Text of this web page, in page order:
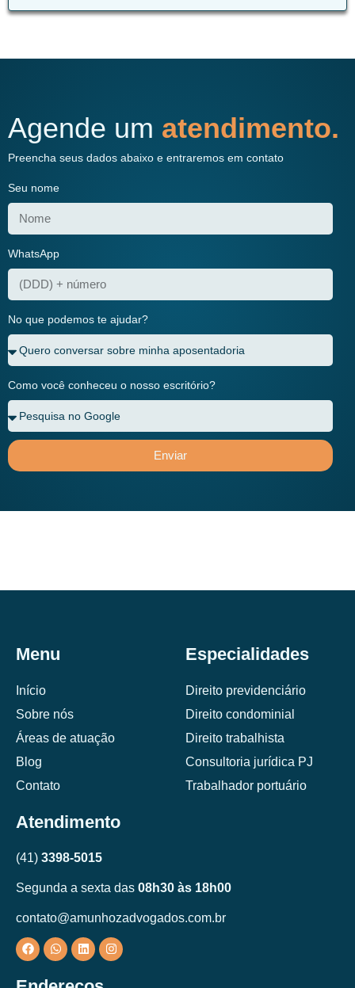
Agende um atendimento.
Preencha seus dados abaixo e entraremos em contato
Seu nome
WhatsApp
No que podemos te ajudar?
Como você conheceu o nosso escritório?
Enviar
Menu
Início
Sobre nós
Áreas de atuação
Blog
Contato
Especialidades
Direito previdenciário
Direito condominial
Direito trabalhista
Consultoria jurídica PJ
Trabalhador portuário
Atendimento
(41) 3398-5015
Segunda a sexta das 08h30 às 18h00
contato@amunhozadvogados.com.br